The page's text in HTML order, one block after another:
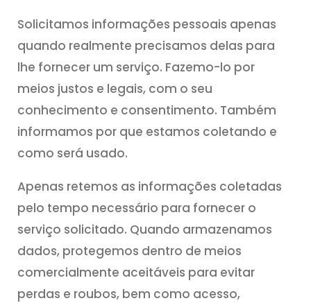
Solicitamos informações pessoais apenas
quando realmente precisamos delas para
lhe fornecer um serviço. Fazemo-lo por
meios justos e legais, com o seu
conhecimento e consentimento. Também
informamos por que estamos coletando e
como será usado.
Apenas retemos as informações coletadas
pelo tempo necessário para fornecer o
serviço solicitado. Quando armazenamos
dados, protegemos dentro de meios
comercialmente aceitáveis para evitar
perdas e roubos, bem como acesso,